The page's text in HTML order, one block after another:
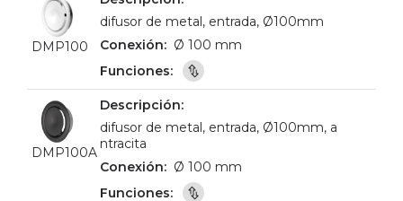
DMP100
difusor de metal, entrada, Ø100mm
Ø 100 mm
DMP100A
difusor de metal, entrada, Ø100mm, a
ntracita
Ø 100 mm